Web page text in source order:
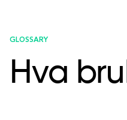
All services
GLOSSARY
Hva